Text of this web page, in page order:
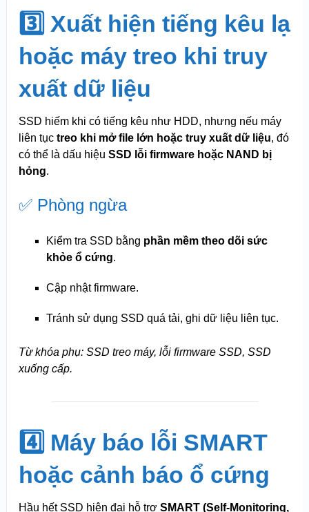
3️⃣ Xuất hiện tiếng kêu lạ
hoặc máy treo khi truy
xuất dữ liệu
SSD hiếm khi có tiếng kêu như HDD, nhưng nếu máy
liên tục treo khi mở file lớn hoặc truy xuất dữ liệu, đó
có thể là dấu hiệu SSD lỗi firmware hoặc NAND bị
hỏng.
✅ Phòng ngừa
Kiểm tra SSD bằng phần mềm theo dõi sức
khỏe ổ cứng.
Cập nhật firmware.
Tránh sử dụng SSD quá tải, ghi dữ liệu liên tục.
Từ khóa phụ: SSD treo máy, lỗi firmware SSD, SSD
xuống cấp.
4️⃣ Máy báo lỗi SMART
hoặc cảnh báo ổ cứng
Hầu hết SSD hiện đại hỗ trợ SMART (Self-Monitoring,